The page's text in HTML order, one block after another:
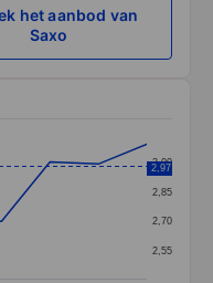
het aanbod van
Saxo
categories.
values. Data 2,55
2,70
2,85
3,00
2,97